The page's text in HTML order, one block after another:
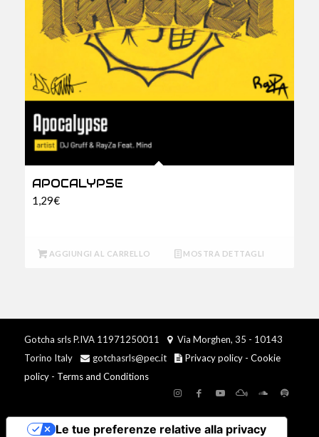
APOCALYPSE
1,29€
AGGIUNGI AL CARRELLO MOSTRA DETTAGLI
Gotcha srls P.IVA 11971250011
Via Morghen, 35 - 10143
Torino Italy
gotchasrls@pec.it Privacy policy- Cookie
policy- Terms and Conditions
Le tue preferenze relative alla privacy